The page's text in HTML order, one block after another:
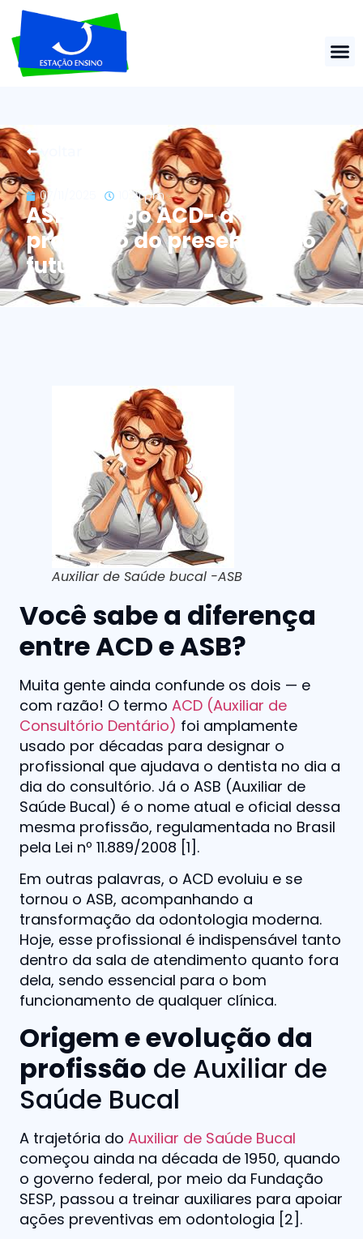
voltar
07/11/2025 10:21 pm
ASB, antigo ACD- a
profissão do presente e do
futuro!!
Auxiliar de Saúde bucal -ASB
Você sabe a diferença
entre ACD e ASB?
Muita gente ainda confunde os dois — e
com razão! O termo ACD (Auxiliar de
Consultório Dentário) foi amplamente
usado por décadas para designar o
profissional que ajudava o dentista no dia a
dia do consultório. Já o ASB (Auxiliar de
Saúde Bucal) é o nome atual e oficial dessa
mesma profissão, regulamentada no Brasil
pela Lei nº 11.889/2008 [1].
Em outras palavras, o ACD evoluiu e se
tornou o ASB, acompanhando a
transformação da odontologia moderna.
Hoje, esse profissional é indispensável tanto
dentro da sala de atendimento quanto fora
dela, sendo essencial para o bom
funcionamento de qualquer clínica.
Origem e evolução da
profissão de Auxiliar de
Saúde Bucal
A trajetória do Auxiliar de Saúde Bucal
começou ainda na década de 1950, quando
o governo federal, por meio da Fundação
SESP, passou a treinar auxiliares para apoiar
ações preventivas em odontologia [2].